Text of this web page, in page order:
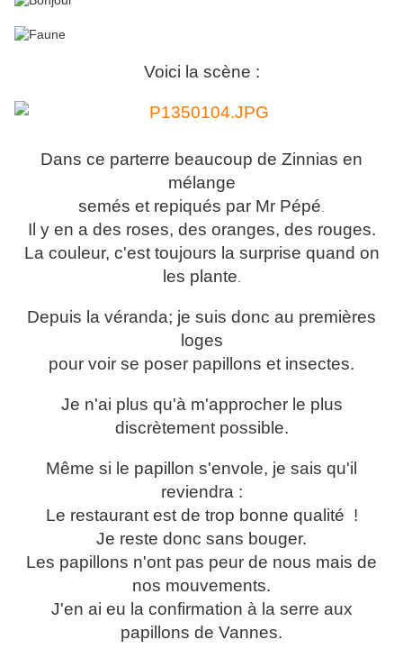
Voici la scène :
Dans ce parterre beaucoup de Zinnias en
mélange
semés et repiqués par Mr Pépé
Il y en a des roses, des oranges, des rouges.
La couleur, c'est toujours la surprise quand on
les plante
Depuis la véranda; je suis donc au premières
loges
pour voir se poser papillons et insectes.
Je n'ai plus qu'à m'approcher le plus
discrètement possible.
Même si le papillon s'envole, je sais qu'il
reviendra :
Le restaurant est de trop bonne qualité !
Je reste donc sans bouger.
Les papillons n'ont pas peur de nous mais de
nos mouvements.
J'en ai eu la confirmation à la serre aux
papillons de Vannes.